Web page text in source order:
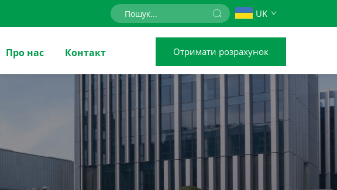
UK
Про нас Контакт Отримати розрахунок